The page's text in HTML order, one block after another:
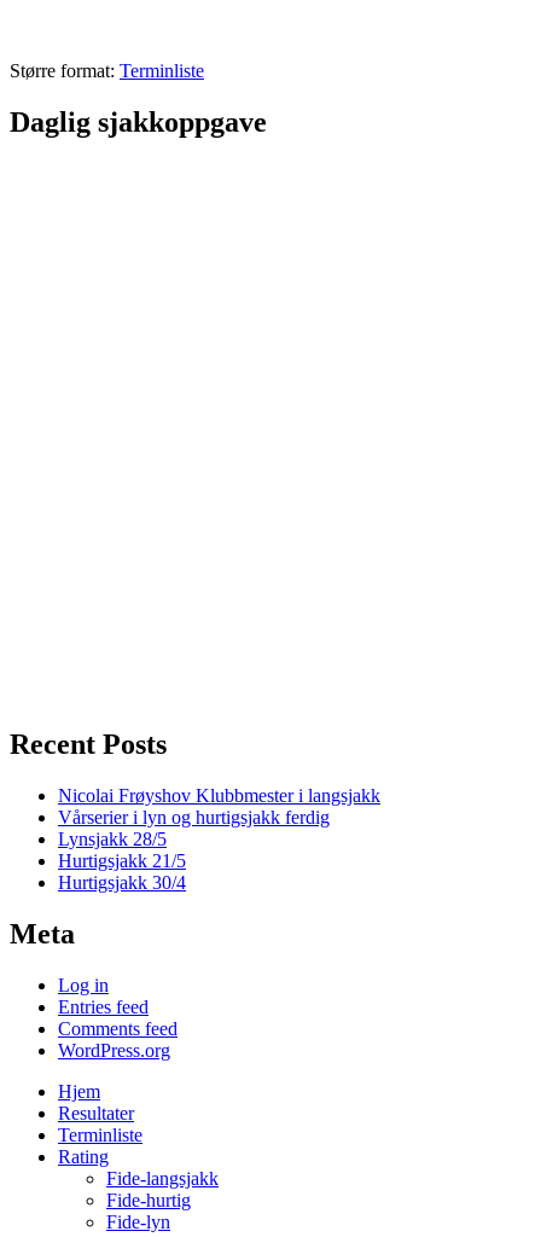
Større format: Terminliste
Daglig sjakkoppgave
Recent Posts
Nicolai Frøyshov Klubbmester i langsjakk
Vårserier i lyn og hurtigsjakk ferdig
Lynsjakk 28/5
Hurtigsjakk 21/5
Hurtigsjakk 30/4
Meta
Log in
Entries feed
Comments feed
WordPress.org
Hjem
Resultater
Terminliste
Rating
Fide-langsjakk
Fide-hurtig
Fide-lyn